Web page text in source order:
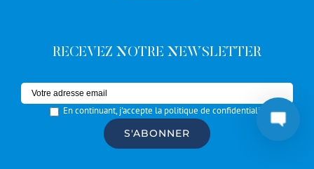
RECEVEZ NOTRE NEWSLETTER
En continuant, j'accepte la politique de confidentialité